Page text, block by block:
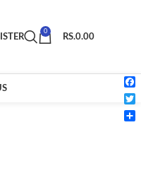
0
RS.0.00